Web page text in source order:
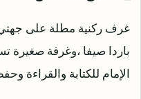
غرف ركنية مطلة على
باردا صيفا ،وغرفة صغيرة
الإمام للكتابة والقراءة